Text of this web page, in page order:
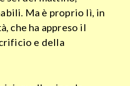
Ma è proprio lì, in
che ha appreso il
e della